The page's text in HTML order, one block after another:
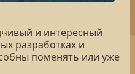
и интересный
разработках и
поменять или уже